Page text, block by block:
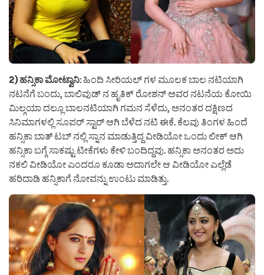
2) ಹನ್ಸಿಕಾ ಮೋಟ್ವಾನಿ: ಹಿಂದಿ ಸೀರಿಯಲ್ ಗಳ ಮೂಲಕ ಬಾಲ ನಟಿಯಾಗಿ
ನಟನೆಗೆ ಬಂದು, ಬಾಲಿವುಡ್ ನ ಹೃತಿಕ್ ರೋಶನ್ ಅವರ ನಟನೆಯ ಕೋಯಿ
ಮಿಲ್ಗಯಾ ದಲ್ಲೂ ಬಾಲನಟಿಯಾಗಿ ಗಮನ ಸೆಳೆದು, ಅನಂತರ ದಕ್ಷಿಣದ
ಸಿನಿಮಾಗಳಲ್ಲಿ ಸೂಪರ್ ಸ್ಟಾರ್ ಆಗಿ ಬೆಳೆದ ನಟಿ ಈಕೆ. ಕೆಲವು ತಿಂಗಳ ಹಿಂದೆ
ಹನ್ಸಿಕಾ ಬಾತ್ ಟಬ್ ನಲ್ಲಿ ಸ್ನಾನ ಮಾಡುತ್ತಿದ್ದ ವೀಡಿಯೋ ಒಂದು ಲೀಕ್ ಆಗಿ
ಹನ್ಸಿಕಾ ಬಗ್ಗೆ ಸಾಕಷ್ಟು ಟೀಕೆಗಳು ಕೇಳಿ ಬಂದಿದ್ದವು. ಹನ್ಸಿಕಾ ಅನಂತರ ಅದು
ನಕಲಿ ವೀಡಿಯೋ ಎಂದರೂ ಕೂಡಾ ಅದಾಗಲೇ ಆ ವೀಡಿಯೋ ಎಲ್ಲೆಡೆ
ಹರಿದಾಡಿ ಹನ್ಸಿಕಾಗೆ ನೋವನ್ನು ಉಂಟು ಮಾಡಿತ್ತು.